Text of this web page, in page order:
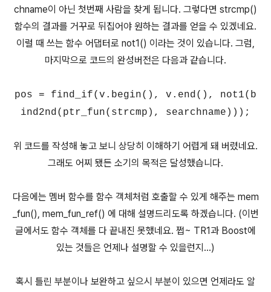
chname이 아닌 첫번째 사람을 찾게 됩니다. 그렇다면 strcmp()
함수의 결과를 거꾸로 뒤집어야 원하는 결과를 얻을 수 있겠네요.
이럴 때 쓰는 함수 어댑터로 not1() 이라는 것이 있습니다. 그럼,
마지막으로 코드의 완성버전은 다음과 같습니다.
pos = find_if(v.begin(), v.end(), not1(b
ind2nd(ptr_fun(strcmp), searchname)));
위 코드를 작성해 놓고 보니 상당히 이해하기 어렵게 돼 버렸네요.
그래도 어찌 됐든 소기의 목적은 달성했습니다.
다음에는 멤버 함수를 함수 객체처럼 호출할 수 있게 해주는 mem
_fun(), mem_fun_ref() 에 대해 설명드리도록 하겠습니다. (이번
글에서도 함수 객체를 다 끝내진 못했네요. 쩝~ TR1과 Boost에
있는 것들은 언제나 설명할 수 있을런지...)
혹시 틀린 부분이나 보완하고 싶으시 부분이 있으면 언제라도 알